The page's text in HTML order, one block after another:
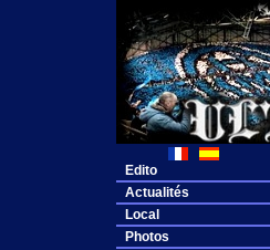
Edito
Actualités
Local
Photos